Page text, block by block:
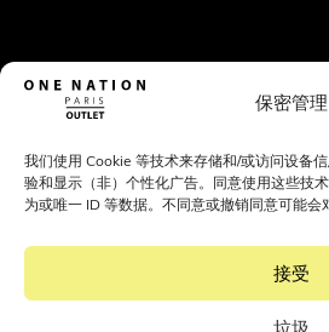
保密管理
我们使用 Cookie 等技术来存储和/或访问设备
验和显示（非）个性化广告。同意使用这些技
为或唯一 ID 等数据。不同意或撤销同意可能会
接受
垃圾